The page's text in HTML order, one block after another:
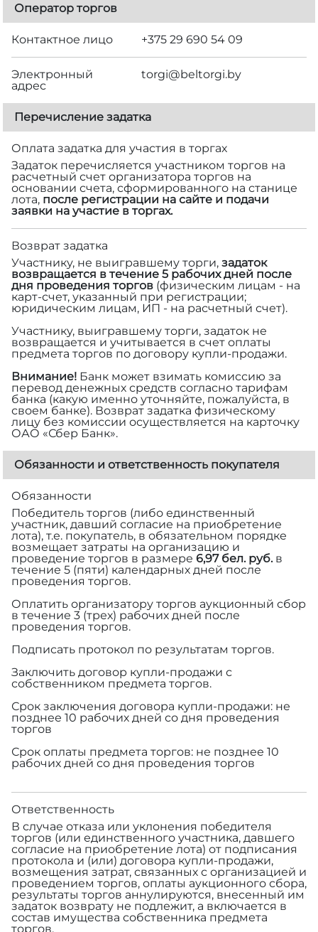
Оператор торгов
Контактное лицо +375 29 690 54 09
Электронный
адрес
torgi@beltorgi.by
Перечисление задатка
Оплата задатка для участия в торгах
Задаток перечисляется участником торгов на
расчетный счет организатора торгов на
основании счета, сформированного на станице
лота, после регистрации на сайте и подачи
заявки на участие в торгах.
Возврат задатка
Участнику, не выигравшему торги, задаток
возвращается в течение 5 рабочих дней после
дня проведения торгов (физическим лицам - на
карт-счет, указанный при регистрации;
юридическим лицам, ИП - на расчетный счет).
Участнику, выигравшему торги, задаток не
возвращается и учитывается в счет оплаты
предмета торгов по договору купли-продажи.
Внимание! Банк может взимать комиссию за
перевод денежных средств согласно тарифам
банка (какую именно уточняйте, пожалуйста, в
своем банке). Возврат задатка физическому
лицу без комиссии осуществляется на карточку
ОАО «Сбер Банк».
Обязанности и ответственность покупателя
Обязанности
Победитель торгов (либо единственный
участник, давший согласие на приобретение
лота), т.е. покупатель, в обязательном порядке
возмещает затраты на организацию и
проведение торгов в размере 6,97 бел. руб.в
течение 5 (пяти) календарных дней после
проведения торгов.
Оплатить организатору торгов аукционный сбор
в течение 3 (трех) рабочих дней после
проведения торгов.
Подписать протокол по результатам торгов.
Заключить договор купли-продажи с
собственником предмета торгов.
Срок заключения договора купли-продажи: не
позднее 10 рабочих дней со дня проведения
торгов
Срок оплаты предмета торгов: не позднее 10
рабочих дней со дня проведения торгов
Ответственность
В случае отказа или уклонения победителя
торгов (или единственного участника, давшего
согласие на приобретение лота) от подписания
протокола и (или) договора купли-продажи,
возмещения затрат, связанных с организацией и
проведением торгов, оплаты аукционного сбора,
результаты торгов аннулируются, внесенный им
задаток возврату не подлежит, а включается в
состав имущества собственника предмета
торгов.